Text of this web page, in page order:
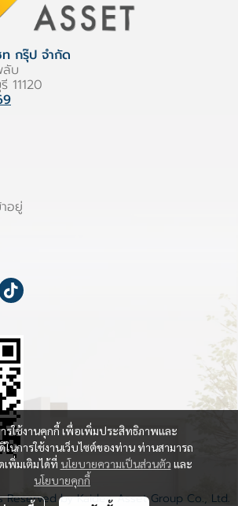
รใช้งานคุกกี้ เพื่อเพิ่มประสิทธิภาพและ
นการใช้งานเว็บไซต์ของท่าน ท่านสามารถ
เพิ่มเติมได้ที่ นโยบายความเป็นส่วนตัว และ
นโยบายคุกกี้
กรุ๊ป จำกัด
บ
11120
อยู่
Reserved by Kaidee Asset Group Co., Ltd.